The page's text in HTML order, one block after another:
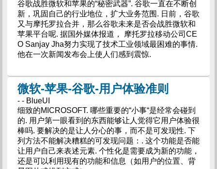
谷歌战胜微软和苹果的“秘密武器”. 谷歌一直在不断创
新，巩固自己的行业地位，扩大业务范围. 日前，谷歌
又与摩托罗拉合并，那么谷歌未来是否会战胜微软和
苹果平台呢. 据国外媒体报道， 摩托罗拉移动公司CE
O Sanjay Jha努力实现了技术工业领域最困难的事情.
他在一次新闻发布会上使人们感到震惊.
微软-苹果-谷歌-用户体验准则
- - BlueUI
细致的MICROSOFT. 哪些重要的“小事“是经常会碰到
的. 用户第一眼看到的东西能够让人觉得它用户体验很
棒吗. 要解决的是让人分心的事，而不是可发现性. 下
列方法不能解决糟糕的可发现问题：. 这个功能是否能
让用户自己来表述元素. 个性化是需要成为新的功能，
还是可以利用现有的功能和信息（如用户的位置、背